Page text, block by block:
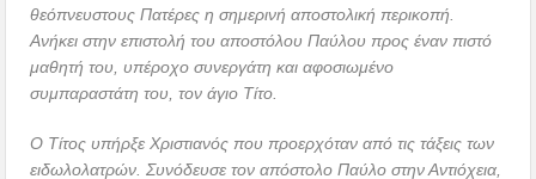
θεόπνευστους Πατέρες η σημερινή αποστολική περικοπή.
Ανήκει στην επιστολή του αποστόλου Παύλου προς έναν πιστό
μαθητή του, υπέροχο συνεργάτη και αφοσιωμένο
συμπαραστάτη του, τον άγιο Τίτο.
Ο Τίτος υπήρξε Χριστιανός που προερχόταν από τις τάξεις των
ειδωλολατρών. Συνόδευσε τον απόστολο Παύλο στην Αντιόχεια,